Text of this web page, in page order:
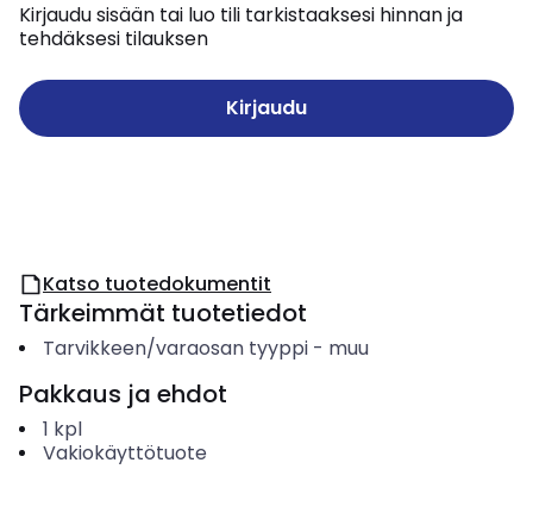
Kirjaudu sisään tai luo tili tarkistaaksesi hinnan ja
tehdäksesi tilauksen
Kirjaudu
Katso tuotedokumentit
Tärkeimmät tuotetiedot
Tarvikkeen/varaosan tyyppi- muu
Pakkaus ja ehdot
1 kpl
Vakiokäyttötuote